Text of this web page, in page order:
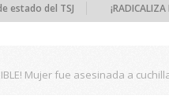
del TSJ ¡RADICALIZA LA
Mujer fue asesinada a